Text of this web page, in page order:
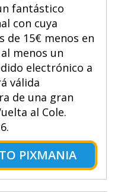
fantástico
con cuya
de 15€ menos en
menos un
electrónico a
válida
de una gran
al Cole.
PIXMANIA